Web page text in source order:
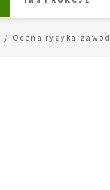
Ocena ryzyka